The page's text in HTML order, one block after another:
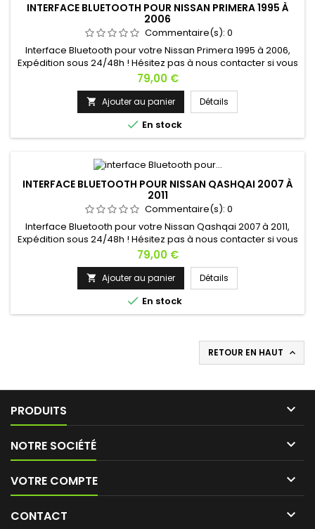
INTERFACE BLUETOOTH POUR NISSAN PRIMERA 1995 À
2006
Commentaire(s): 0
Interface Bluetooth pour votre Nissan Primera 1995 à 2006,
Expédition sous 24/48h ! Hésitez pas à nous contacter si vous
avez une question !
Prix
79,00 €
 Ajouter au panier Détails
 En stock
INTERFACE BLUETOOTH POUR NISSAN QASHQAI 2007 À
2011
Commentaire(s): 0
Interface Bluetooth pour votre Nissan Qashqai 2007 à 2011,
Expédition sous 24/48h ! Hésitez pas à nous contacter si vous
avez une question !
Prix
79,00 €
 Ajouter au panier Détails
 En stock
RETOUR EN HAUT 
PRODUITS 
NOTRE SOCIÉTÉ 
VOTRE COMPTE 
CONTACT 